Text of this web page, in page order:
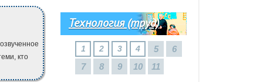
кто
Технология (труд)
1 2 3 4 5
6
7
8 9 10 11